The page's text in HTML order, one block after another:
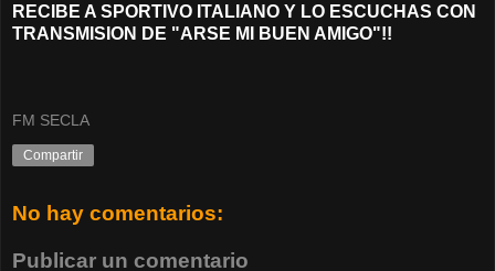
RECIBE A SPORTIVO ITALIANO Y LO ESCUCHAS CON
TRANSMISION DE "ARSE MI BUEN AMIGO"!!
FM SECLA
Compartir
No hay comentarios:
Publicar un comentario